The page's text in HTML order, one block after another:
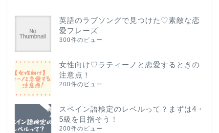
英語のラブソングで見つけた♡素敵な恋
愛フレーズ
300件のビュー
女性向け♡ラティーノと恋愛するときの
注意点！
200件のビュー
スペイン語検定のレベルって？まずは4・
5級を目指そう！
200件のビュー